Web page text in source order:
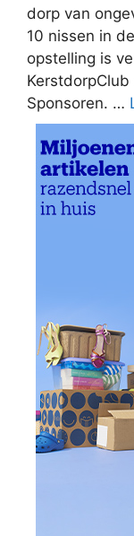
dorp van
10 nissen in
opstelling is
Sponsoren. …